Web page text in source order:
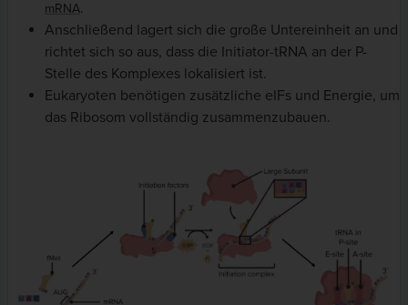
mRNA.
Anschließend lagert sich die große Untereinheit an und
richtet sich so aus, dass die Initiator-tRNA an der P-
Stelle des Komplexes lokalisiert ist.
Eukaryoten benötigen zusätzliche eIFs und Energie, um
das Ribosom vollständig zusammenzubauen.